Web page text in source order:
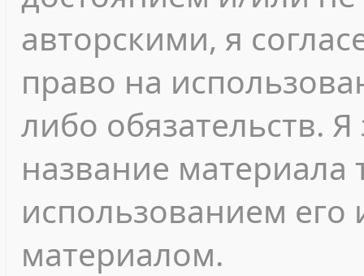
авторскими, я
право на
либо обязательств.
название материала
использованием
материалом.